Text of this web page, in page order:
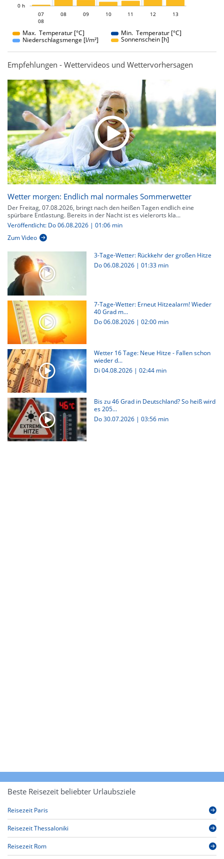
0 h
07
07
08
08 09 10 11 12 13
Max. Temperatur [°C]
Min. Temperatur [°C]
Niederschlagsmenge [l/m²]
Sonnenschein [h]
Empfehlungen - Wettervideos und Wettervorhersagen
Wetter morgen: Endlich mal normales Sommerwetter
Der Freitag, 07.08.2026, bringt nach den heißen Tagen endlich eine
spürbare Entlastung. Bereits in der Nacht ist es vielerorts kla...
Veröffentlicht: Do 06.08.2026 | 01:06 min
Zum Video
3-Tage-Wetter: Rückkehr der großen Hitze
Do 06.08.2026 | 01:33 min
7-Tage-Wetter: Erneut Hitzealarm! Wieder
40 Grad m...
Do 06.08.2026 | 02:00 min
Wetter 16 Tage: Neue Hitze - Fallen schon
wieder d...
Di 04.08.2026 | 02:44 min
Bis zu 46 Grad in Deutschland? So heiß wird
es 205...
Do 30.07.2026 | 03:56 min
Beste Reisezeit beliebter Urlaubsziele
Reisezeit Paris
Reisezeit Thessaloniki
Reisezeit Rom